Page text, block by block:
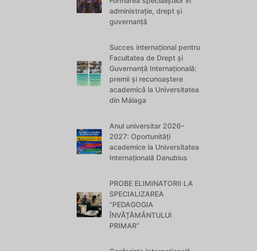
administrație, drept și
guvernanță
Succes internațional pentru
Facultatea de Drept și
Guvernanță Internațională:
premii și recunoaștere
academică la Universitatea
din Málaga
Anul universitar 2026–
2027: Oportunități
academice la Universitatea
Internațională Danubius
PROBE ELIMINATORII LA
SPECIALIZAREA
“PEDAGOGIA
ÎNVĂȚĂMÂNTULUI
PRIMAR”